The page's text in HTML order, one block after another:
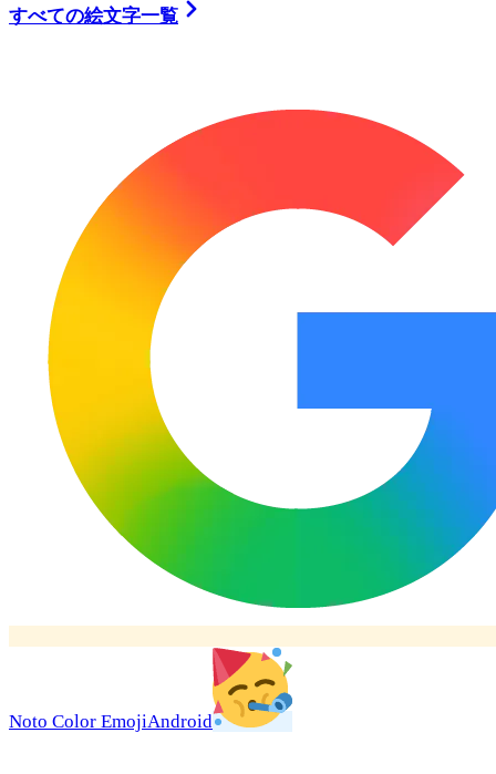
すべての絵文字一覧
Noto Color EmojiAndroid